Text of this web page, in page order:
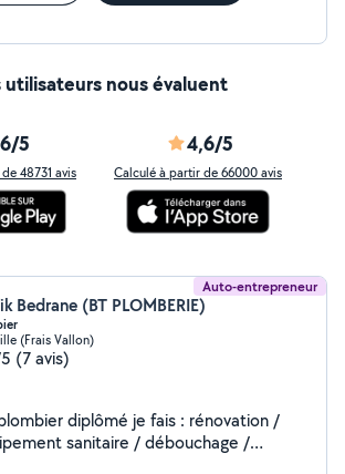
utilisateurs nous évaluent
5
48731 avis
4,6/5
Calculé à partir de 66000 avis
Auto-entrepreneur
Bedrane (BT PLOMBERIE)
(Frais Vallon)
(7 avis)
diplômé je fais : rénovation /
sanitaire / débouchage /